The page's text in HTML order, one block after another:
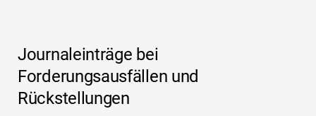
Journaleinträge bei
Forderungsausfällen und
Rückstellungen